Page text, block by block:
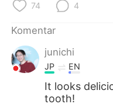
Português
74 4
Komentar
junichi
JP EN
It looks
tooth!